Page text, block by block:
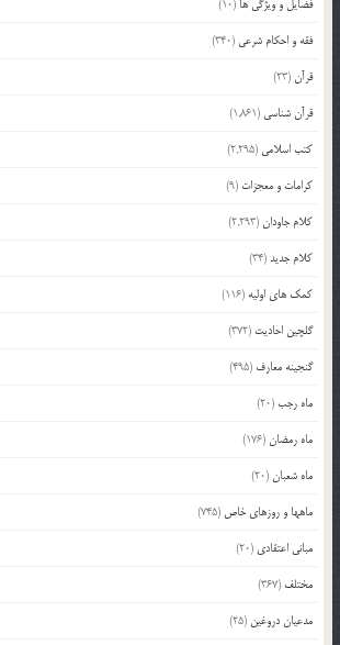
فضایل و ویژگی ها (10)
فقه و احکام شرعی (340)
قرآن(23)
قرآن شناسی (1,861)
کتب اسلامی (2,295)
کرامات و معجزات (9)
کلام جاودان(2,293)
کلام جدید(34)
کمک های اولیه (116)
گلچین احادیث (372)
گنجینه معارف (495)
ماه رجب(20)
ماه رمضان(176)
ماه شعبان(20)
ماهها و روزهای خاص (745)
مبانی اعتقادی (20)
مختلف (367)
مدعیان دروغین (25)